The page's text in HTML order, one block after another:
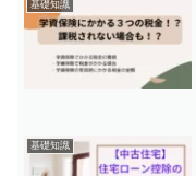
基礎知識
基礎知識